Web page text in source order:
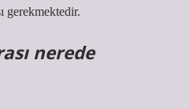
gerekmektedir.
nerede